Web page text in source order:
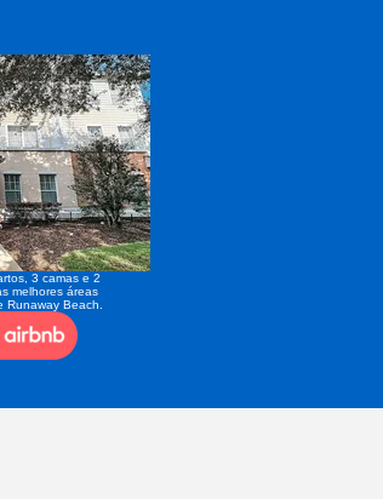
3 camas e 2
melhores áreas
Runaway Beach.